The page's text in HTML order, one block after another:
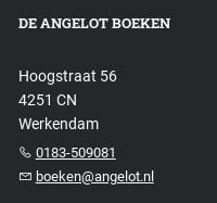
DE ANGELOT BOEKEN
Hoogstraat 56
4251 CN
Werkendam
0183-509081
boeken@angelot.nl